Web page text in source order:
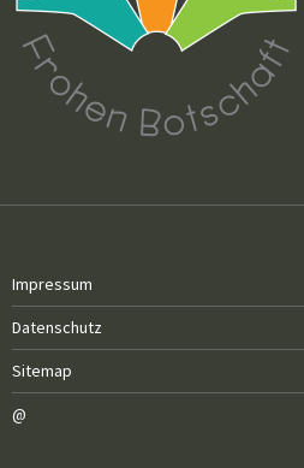
Impressum
Datenschutz
Sitemap
@